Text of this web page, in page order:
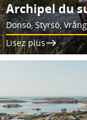
Archipel du
Donsö, Styrsö,
Lisez plus